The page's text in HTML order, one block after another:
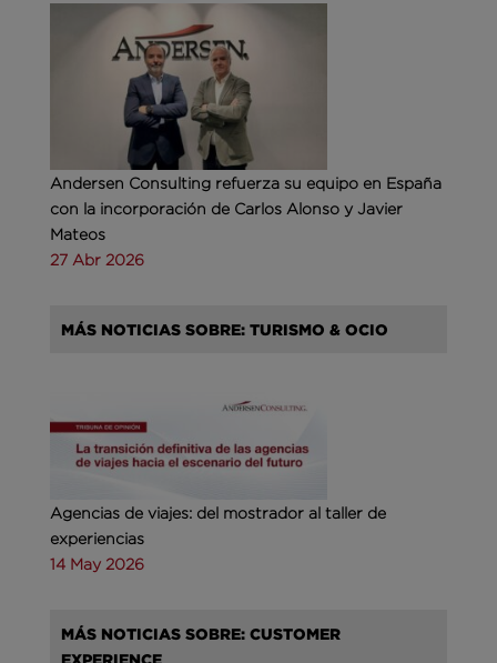
Andersen Consulting refuerza su equipo en España
con la incorporación de Carlos Alonso y Javier
Mateos
27 Abr 2026
MÁS NOTICIAS SOBRE: TURISMO & OCIO
Agencias de viajes: del mostrador al taller de
experiencias
14 May 2026
MÁS NOTICIAS SOBRE: CUSTOMER
EXPERIENCE